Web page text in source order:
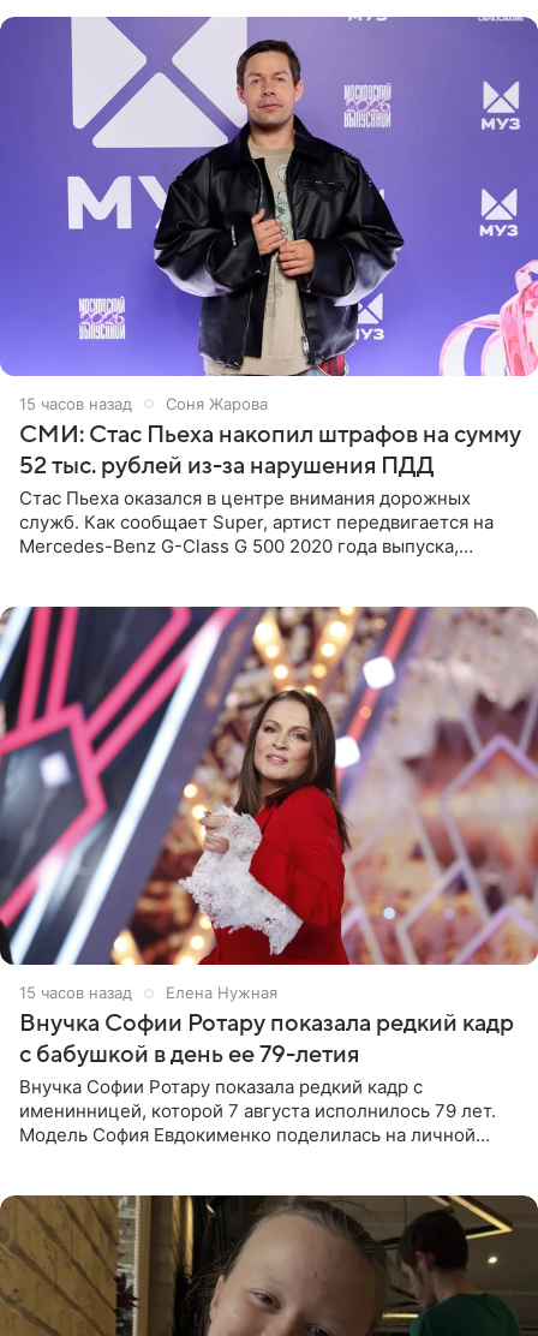
15 часов назад Соня Жарова
СМИ: Стас Пьеха накопил штрафов на сумму
52 тыс. рублей из-за нарушения ПДД
Стас Пьеха оказался в центре внимания дорожных
служб. Как сообщает Super, артист передвигается на
Mercedes-Benz G-Class G 500 2020 года выпуска,
15 часов назад Елена Нужная
Внучка Софии Ротару показала редкий кадр
с бабушкой в день ее 79-летия
Внучка Софии Ротару показала редкий кадр с
именинницей, которой 7 августа исполнилось 79 лет.
Модель София Евдокименко поделилась на личной